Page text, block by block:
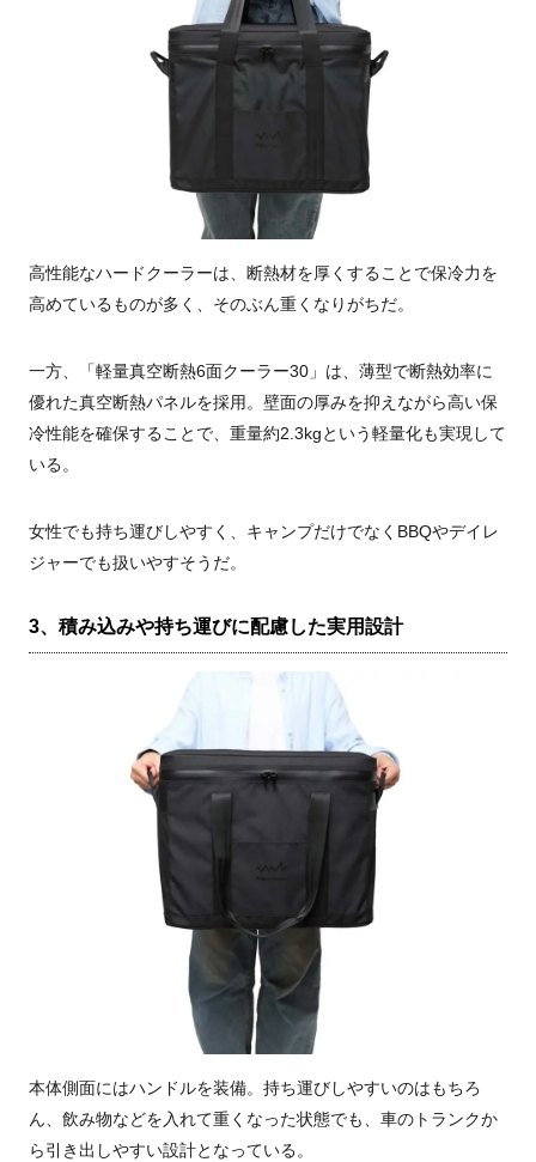
高性能なハードクーラーは、断熱材を厚くすることで保冷力を
高めているものが多く、そのぶん重くなりがちだ。
一方、「軽量真空断熱6面クーラー30」は、薄型で断熱効率に
優れた真空断熱パネルを採用。壁面の厚みを抑えながら高い保
冷性能を確保することで、重量約2.3kgという軽量化も実現して
いる。
女性でも持ち運びしやすく、キャンプだけでなくBBQやデイレ
ジャーでも扱いやすそうだ。
3、積み込みや持ち運びに配慮した実用設計
本体側面にはハンドルを装備。持ち運びしやすいのはもちろ
ん、飲み物などを入れて重くなった状態でも、車のトランクか
ら引き出しやすい設計となっている。